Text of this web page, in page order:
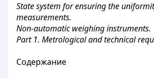
State system for ensuring the
measurements.
Non-automatic weighing instruments.
Part 1. Metrological and technical
Содержание